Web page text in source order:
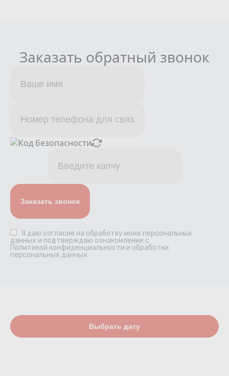
Заказать обратный звонок
Я даю согласие на обработку моих персональных
данных и подтверждаю ознакомление с
Политикой конфиденциальности и обработки
персональных данных
Выбрать дату